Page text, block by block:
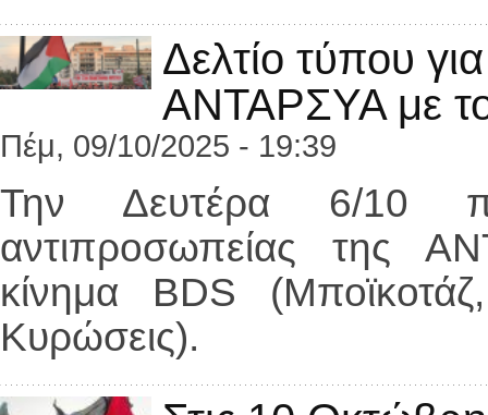
Δελτίο τύπου
ΑΝΤΑΡΣΥΑ με
Πέμ, 09/10/2025 - 19:39
Την Δευτέρα 6/10
αντιπροσωπείας της
κίνημα BDS
Κυρώσεις).